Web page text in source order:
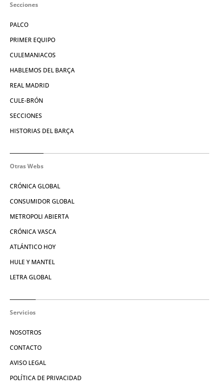
Secciones
PALCO
PRIMER EQUIPO
CULEMANIACOS
HABLEMOS DEL BARÇA
REAL MADRID
CULE-BRÓN
SECCIONES
HISTORIAS DEL BARÇA
Otras Webs
CRÓNICA GLOBAL
CONSUMIDOR GLOBAL
METROPOLI ABIERTA
CRÓNICA VASCA
ATLÁNTICO HOY
HULE Y MANTEL
LETRA GLOBAL
Servicios
NOSOTROS
CONTACTO
AVISO LEGAL
POLÍTICA DE PRIVACIDAD